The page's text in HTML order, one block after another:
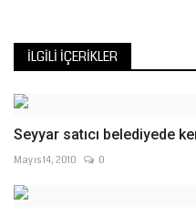
İLGILI İÇERIKLER
Seyyar satıcı belediyede
Mayıs 14, 2010 0